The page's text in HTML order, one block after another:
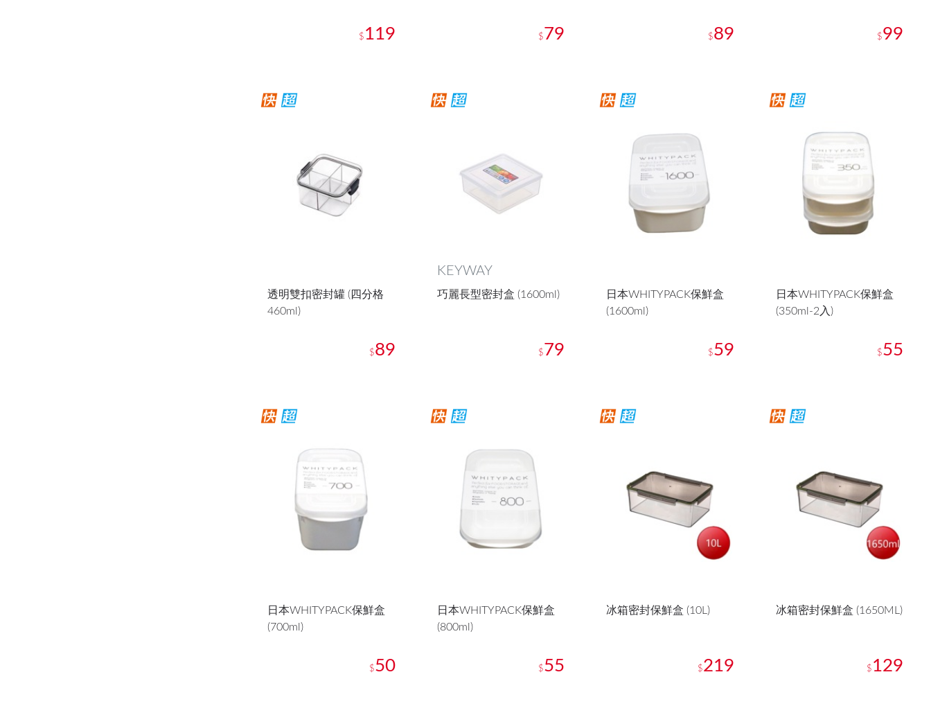
$ 119 $79 $89 $99
透明雙扣密封罐 (四分格
460ml)
$89
KEYWAY
巧麗長型密封盒 (1600ml)
$79
日本WHITYPACK保鮮盒
(1600ml)
$59
日本WHITYPACK保鮮盒
(350ml-2入)
$55
日本WHITYPACK保鮮盒
(700ml)
$50
日本WHITYPACK保鮮盒
(800ml)
$55
冰箱密封保鮮盒 (10L)
$219
冰箱密封保鮮盒 (1650ML)
$ 129